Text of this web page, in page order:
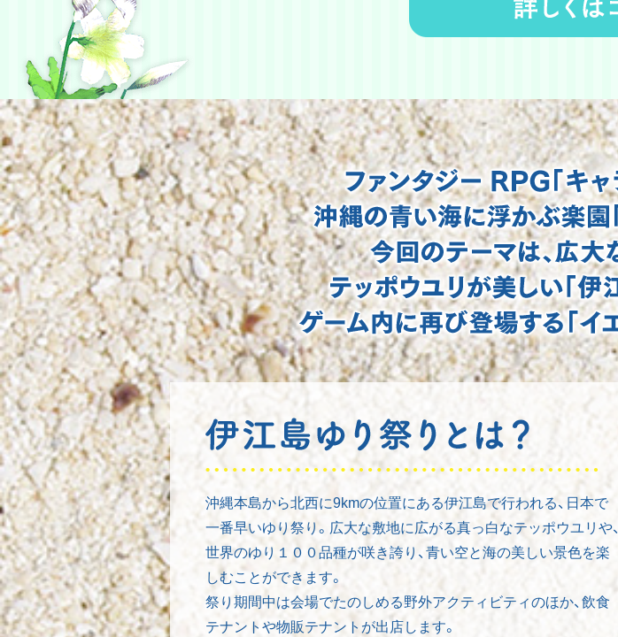
沖縄本島から北西に9kmの位置にある伊江島で行われる、日本で
一番早いゆり祭り。広大な敷地に広がる真っ白なテッポウユリや、
世界のゆり１００品種が咲き誇り、青い空と海の美しい景色を楽
しむことができます。
祭り期間中は会場でたのしめる野外アクティビティのほか、飲食
テナントや物販テナントが出店します。